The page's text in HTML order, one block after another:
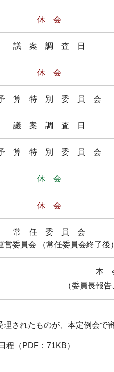
休 会
議 案 調 査 日
休 会
算 特 別 委 員 会
議 案 調 査 日
算 特 別 委 員 会
休 会
休 会
常 任 委 員 会
営委員会 （常任委員会終了後）
本
（委員長報
されたものが、本定例会で
程（PDF：71KB）